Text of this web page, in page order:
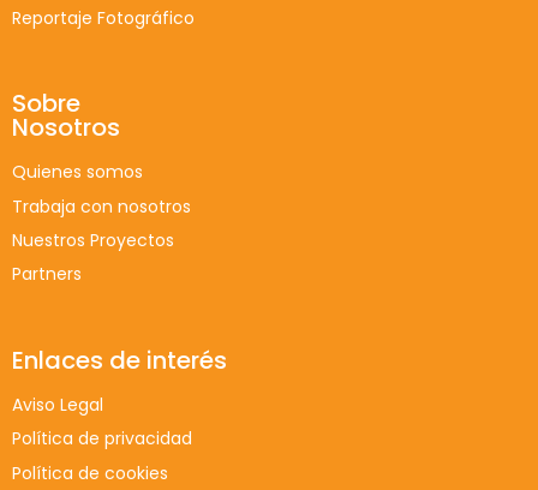
Reportaje Fotográfico
Sobre
Nosotros
Quienes somos
Trabaja con nosotros
Nuestros Proyectos
Partners
Enlaces de interés
Aviso Legal
Política de privacidad
Política de cookies